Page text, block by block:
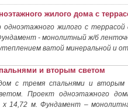
жилого дома с
одноэтажного жилого с
- монолитный ж/б
ватой минеральной и
и вторым светом
с тремя спальнями и
Проект одноэтажного
х 14,72 м. Фундамент –